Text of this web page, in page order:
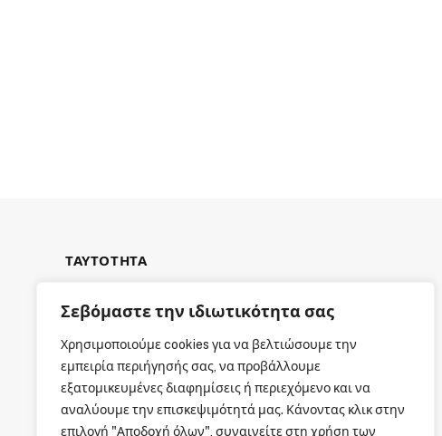
Σεβόμαστε την ιδιωτικότητα σας
Χρησιμοποιούμε cookies για να βελτιώσουμε την
εμπειρία περιήγησής σας, να προβάλλουμε
εξατομικευμένες διαφημίσεις ή περιεχόμενο και να
αναλύουμε την επισκεψιμότητά μας. Κάνοντας κλικ στην
επιλογή "Αποδοχή όλων", συναινείτε στη χρήση των
ΤΑΥΤΟΤΗΤΑ
ΕΤΑΙΡΙΚΗ ΤΑΥΤΟΤΗΤΑ